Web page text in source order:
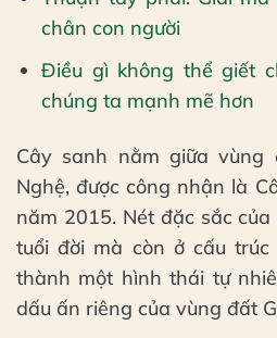
chân con người
Điều gì không thể giết
chúng ta mạnh mẽ hơn
Cây sanh nằm giữa vùng
Nghệ, được công nhận là
năm 2015. Nét đặc sắc
tuổi đời mà còn ở cấu
thành một hình thái tự
dấu ấn riêng của vùng đất